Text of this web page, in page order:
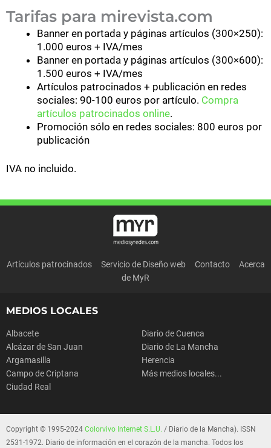
Tarifas para mirevista.com
Banner en portada y páginas artículos (300×250):
1.000 euros + IVA/mes
Banner en portada y páginas artículos (300×600):
1.500 euros + IVA/mes
Artículos patrocinados + publicación en redes
sociales: 90-100 euros por artículo. Compra
artículos patrocinados online.
Promoción sólo en redes sociales: 800 euros por
publicación
IVA no incluido.
Artículos patrocinados Servicio de Diseño web Contacto
Acerca
de MyR
MEDIOS LOCALES
Albacete
Alcázar de San Juan
Argamasilla
Campo de Criptana
Ciudad Real
Diario de Cuenca
Diario de La Mancha
Herencia
Más medios locales...
Copyright © 1995-2024 Colorvivo Internet S.L.U. / Diario de la Mancha). ISSN
2531-1972. Diario de información en el corazón de la mancha. Todos los